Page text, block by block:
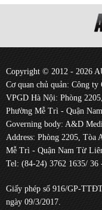
Copyright © 2012 - 2026
Cơ quan chủ quản: Công
VPGD Hà Nội: Phòng
Phường Mễ Trì - Quận
Governing body: A&D
Address: Phòng 2205,
Mễ Trì - Quận Nam Từ
Tel: (84-24) 3762 1635/ 36
Giấy phép số 916/GP-
ngày 09/3/2017.